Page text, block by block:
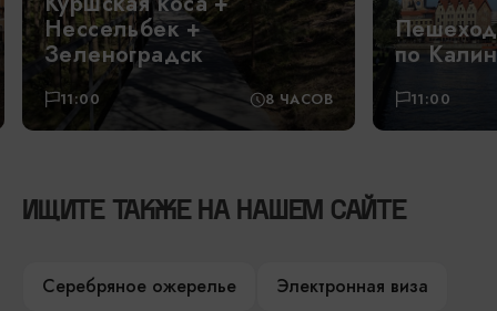
Пешеходная экскурсия
по Калининграду
2-2,5 ЧАСА
ИЩИТЕ ТАКЖЕ НА НАШЕМ САЙТЕ
Серебряное ожерелье
Электронная виза